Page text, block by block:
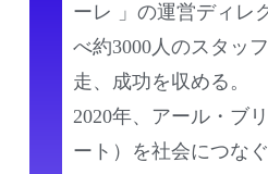
ーレ 」の運営ディレ
べ約3000人のスタッ
走、成功を収める。
2020年、アール・ブ
ート）を社会につな